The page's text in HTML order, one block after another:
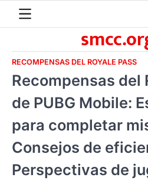
RECOMPENSAS DEL ROYALE PASS
Recompensas del
de PUBG Mobile:
para completar
Consejos de
Perspectivas de